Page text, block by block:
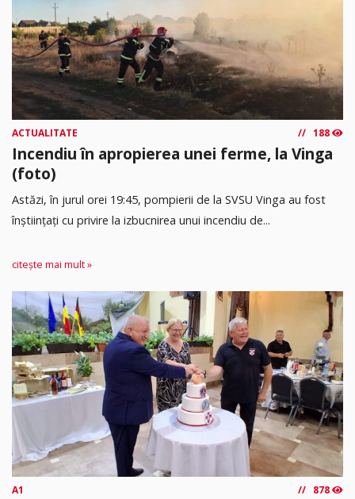
ACTUALITATE 188
Incendiu în apropierea unei ferme, la Vinga
(foto)
Astăzi, în jurul orei 19:45, pompierii de la SVSU Vinga au fost
înștiințați cu privire la izbucnirea unui incendiu de...
citește mai mult »
A1 878